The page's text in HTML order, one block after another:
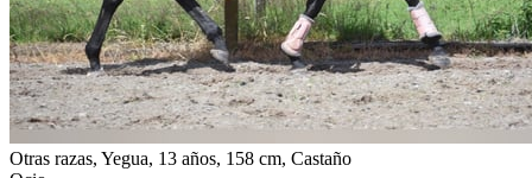
Otras razas, Yegua, 13 años, 158 cm, Castaño